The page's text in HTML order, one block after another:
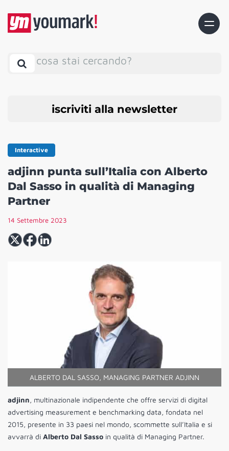
cosa stai cercando?
iscriviti alla newsletter
Interactive
adjinn punta sull’Italia con Alberto
Dal Sasso in qualità di Managing
Partner
14 Settembre 2023
ALBERTO DAL SASSO, MANAGING PARTNER ADJINN
adjinn, multinazionale indipendente che offre servizi di digital
advertising measurement e benchmarking data, fondata nel
2015, presente in 33 paesi nel mondo, scommette sull’Italia e si
avvarrà di Alberto Dal Sasso in qualità di Managing Partner.